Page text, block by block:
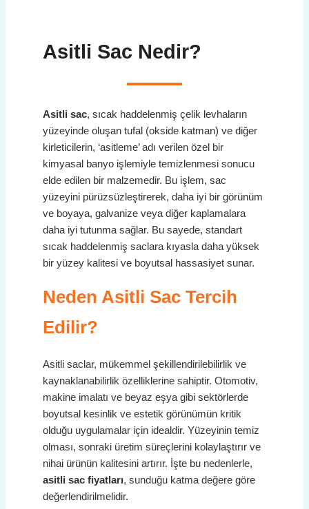
Asitli Sac Nedir?
Asitli sac, sıcak haddelenmiş çelik levhaların
yüzeyinde oluşan tufal (okside katman) ve diğer
kirleticilerin, ‘asitleme’ adı verilen özel bir
kimyasal banyo işlemiyle temizlenmesi sonucu
elde edilen bir malzemedir. Bu işlem, sac
yüzeyini pürüzsüzleştirerek, daha iyi bir görünüm
ve boyaya, galvanize veya diğer kaplamalara
daha iyi tutunma sağlar. Bu sayede, standart
sıcak haddelenmiş saclara kıyasla daha yüksek
bir yüzey kalitesi ve boyutsal hassasiyet sunar.
Neden Asitli Sac Tercih
Edilir?
Asitli saclar, mükemmel şekillendirilebilirlik ve
kaynaklanabilirlik özelliklerine sahiptir. Otomotiv,
makine imalatı ve beyaz eşya gibi sektörlerde
boyutsal kesinlik ve estetik görünümün kritik
olduğu uygulamalar için idealdir. Yüzeyinin temiz
olması, sonraki üretim süreçlerini kolaylaştırır ve
nihai ürünün kalitesini artırır. İşte bu nedenlerle,
asitli sac fiyatları, sunduğu katma değere göre
değerlendirilmelidir.